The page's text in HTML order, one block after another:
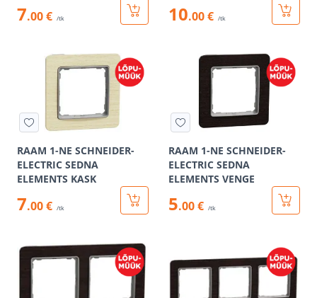
7.00 € /tk 10.00 € /tk
RAAM 1-NE SCHNEIDER-
ELECTRIC SEDNA
ELEMENTS KASK
7.00 € /tk
RAAM 1-NE SCHNEIDER-
ELECTRIC SEDNA
ELEMENTS VENGE
5.00 € /tk